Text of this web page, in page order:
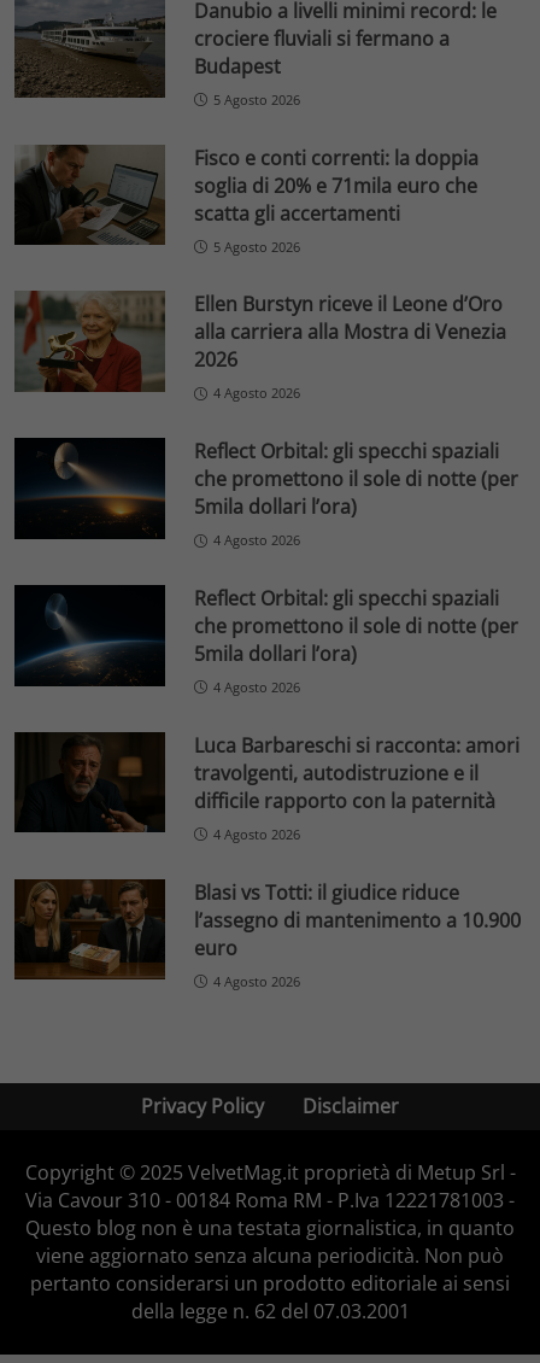
Danubio a livelli minimi record: le
crociere fluviali si fermano a
Budapest
5 Agosto 2026
Fisco e conti correnti: la doppia
soglia di 20% e 71mila euro che
scatta gli accertamenti
5 Agosto 2026
Ellen Burstyn riceve il Leone d’Oro
alla carriera alla Mostra di Venezia
2026
4 Agosto 2026
Reflect Orbital: gli specchi spaziali
che promettono il sole di notte (per
5mila dollari l’ora)
4 Agosto 2026
Reflect Orbital: gli specchi spaziali
che promettono il sole di notte (per
5mila dollari l’ora)
4 Agosto 2026
Luca Barbareschi si racconta: amori
travolgenti, autodistruzione e il
difficile rapporto con la paternità
4 Agosto 2026
Blasi vs Totti: il giudice riduce
l’assegno di mantenimento a 10.900
euro
4 Agosto 2026
Privacy Policy Disclaimer
Copyright © 2025 VelvetMag.it proprietà di Metup Srl -
Via Cavour 310 - 00184 Roma RM - P.Iva 12221781003 -
Questo blog non è una testata giornalistica, in quanto
viene aggiornato senza alcuna periodicità. Non può
pertanto considerarsi un prodotto editoriale ai sensi
della legge n. 62 del 07.03.2001